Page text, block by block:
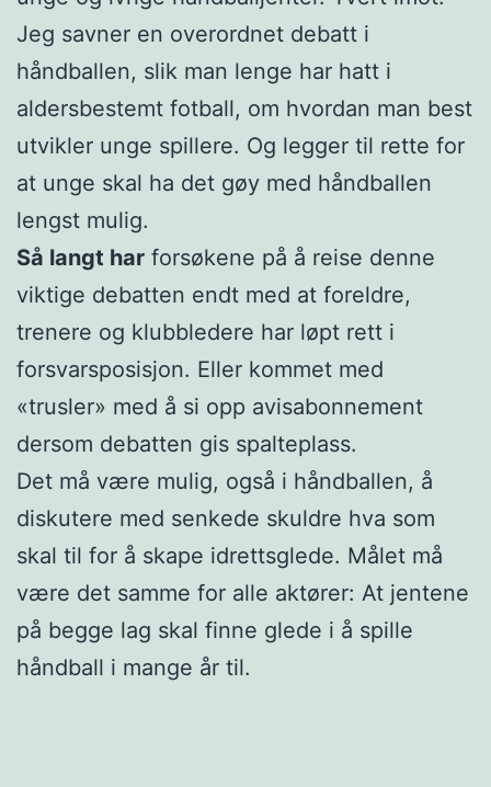
Jeg savner en overordnet debatt i
håndballen, slik man lenge har hatt i
aldersbestemt fotball, om hvordan man best
utvikler unge spillere. Og legger til rette for
at unge skal ha det gøy med håndballen
lengst mulig.
Så langt har forsøkene på å reise denne
viktige debatten endt med at foreldre,
trenere og klubbledere har løpt rett i
forsvarsposisjon. Eller kommet med
«trusler» med å si opp avisabonnement
dersom debatten gis spalteplass.
Det må være mulig, også i håndballen, å
diskutere med senkede skuldre hva som
skal til for å skape idrettsglede. Målet må
være det samme for alle aktører: At jentene
på begge lag skal finne glede i å spille
håndball i mange år til.